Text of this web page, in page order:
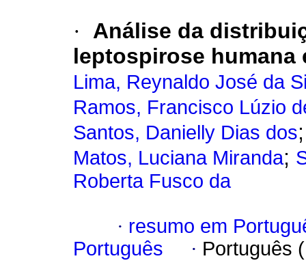
·
Análise da
leptospirose humana
Lima, Reynaldo José da
Ramos, Francisco Lúzio
Santos, Danielly Dias dos
Matos, Luciana Miranda;
Roberta Fusco da
· resumo em
Português
· Português